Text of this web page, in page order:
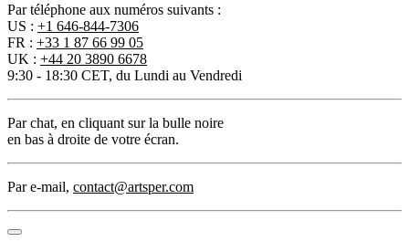
Par téléphone aux numéros suivants :
US : +1 646-844-7306
FR : +33 1 87 66 99 05
UK : +44 20 3890 6678
9:30 - 18:30 CET, du Lundi au Vendredi
Par chat, en cliquant sur la bulle noire
en bas à droite de votre écran.
Par e-mail, contact@artsper.com